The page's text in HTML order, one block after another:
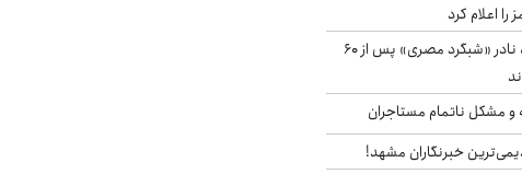
را اعلام کرد
مشاهده پرنده نادر «شبگرد مصری» پس از ۶۰
و مشکل ناتمام مستاجران
خبرنگاران مشهد!